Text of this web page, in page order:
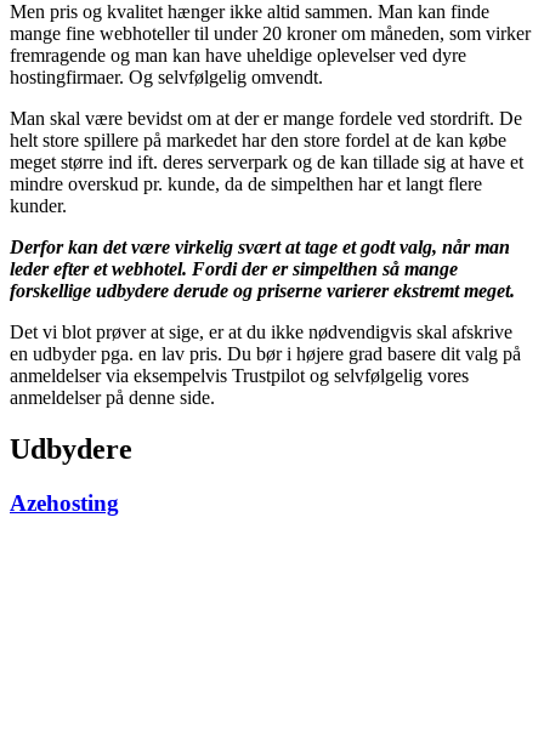
Men pris og kvalitet hænger ikke altid sammen. Man kan finde
mange fine webhoteller til under 20 kroner om måneden, som virker
fremragende og man kan have uheldige oplevelser ved dyre
hostingfirmaer. Og selvfølgelig omvendt.
Man skal være bevidst om at der er mange fordele ved stordrift. De
helt store spillere på markedet har den store fordel at de kan købe
meget større ind ift. deres serverpark og de kan tillade sig at have et
mindre overskud pr. kunde, da de simpelthen har et langt flere
kunder.
Derfor kan det være virkelig svært at tage et godt valg, når man
leder efter et webhotel. Fordi der er simpelthen så mange
forskellige udbydere derude og priserne varierer ekstremt meget.
Det vi blot prøver at sige, er at du ikke nødvendigvis skal afskrive
en udbyder pga. en lav pris. Du bør i højere grad basere dit valg på
anmeldelser via eksempelvis Trustpilot og selvfølgelig vores
anmeldelser på denne side.
Udbydere
Azehosting